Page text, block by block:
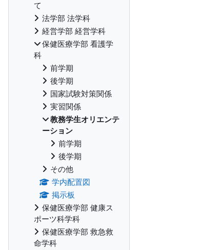
て
法学部 法学科
経営学部 経営学科
保健医療学部 看護学
科
前学期
後学期
国家試験対策関係
実習関係
教務学生オリエンテ
ーション
前学期
後学期
その他
学内配置図
掲示板
保健医療学部 健康ス
ポーツ科学科
保健医療学部 救急救
命学科